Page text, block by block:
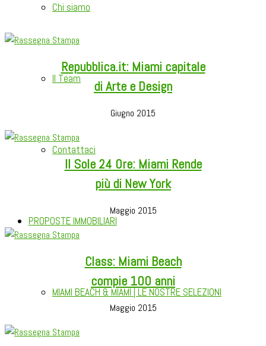
Chi siamo
Il Team
Contattaci
PROPOSTE IMMOBILIARI
MIAMI BEACH & MIAMI | LE NOSTRE SELEZIONI
Repubblica.it: Miami capitale
di Arte e Design
Giugno 2015
Il Sole 24 Ore: Miami Rende
più di New York
Maggio 2015
Class: Miami Beach
compie 100 anni
Maggio 2015